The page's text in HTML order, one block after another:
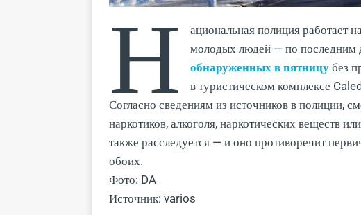
Н
ациональная полиция работает
молодых людей — по последним
обнаруженных в пятницу без
в туристическом комплексе
Согласно сведениям из источников в полиции,
наркотиков, алкоголя, наркотических веществ
также расследуется — и оно противоречит
обоих.
Фото: DA
Источник: varios